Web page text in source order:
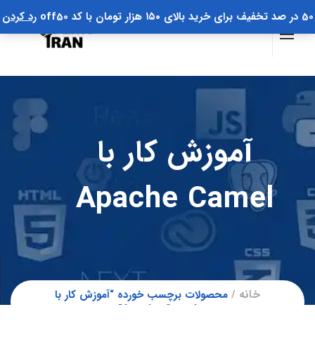
50 در صد تخفیف برای خرید بالای ۱۵۰ هزار تومان با کد off50 رد کردن
آموزش کار با
Apache Camel
خانه
محصولات برچسب خورده “آموزش کار با
Apache Camel”